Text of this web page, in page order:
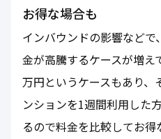
お得な場合も
インバウンドの影響など
金が高騰するケースが増
万円というケースもあり
ンションを1週間利用した
るので料金を比較してお得